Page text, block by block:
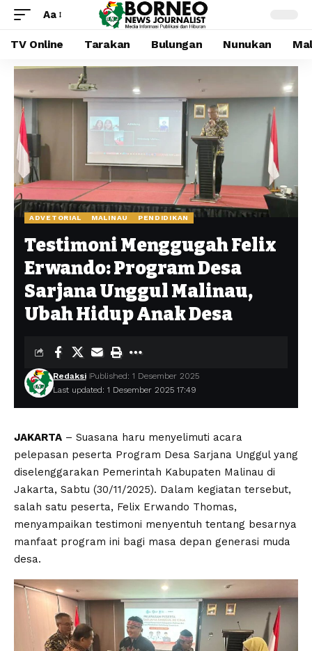
Aa
TV Online Tarakan Bulungan Nunukan
ADVETORIAL MALINAU PENDIDIKAN
Testimoni Menggugah Felix
Erwando: Program Desa
Sarjana Unggul Malinau,
Ubah Hidup Anak Desa
Last updated: 1 Desember 2025 17:49
Redaksi Published: 1 Desember 2025
JAKARTA – Suasana haru menyelimuti acara
pelepasan peserta Program Desa Sarjana Unggul yang
diselenggarakan Pemerintah Kabupaten Malinau di
Jakarta, Sabtu (30/11/2025). Dalam kegiatan tersebut,
salah satu peserta, Felix Erwando Thomas,
menyampaikan testimoni menyentuh tentang besarnya
manfaat program ini bagi masa depan generasi muda
desa.